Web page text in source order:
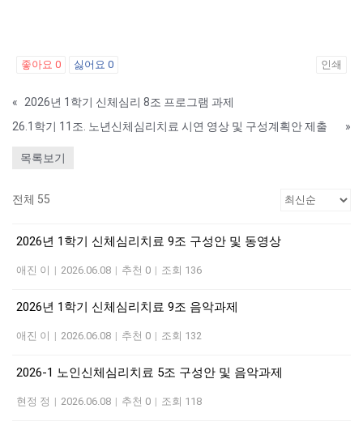
좋아요 0 싫어요 0 인쇄
«
2026년 1학기 신체심리 8조 프로그램 과제
26.1학기 11조. 노년신체심리치료 시연 영상 및 구성계획안 제출
»
목록보기
전체 55
2026년 1학기 신체심리치료 9조 구성안 및 동영상
애진 이 | 2026.06.08 | 추천 0 | 조회 136
2026년 1학기 신체심리치료 9조 음악과제
애진 이 | 2026.06.08 | 추천 0 | 조회 132
2026-1 노인신체심리치료 5조 구성안 및 음악과제
현정 정 | 2026.06.08 | 추천 0 | 조회 118